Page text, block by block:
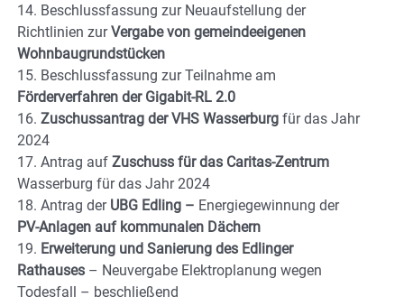
14. Beschlussfassung zur Neuaufstellung der
Richtlinien zurVergabe von gemeindeeigenen
Wohnbaugrundstücken
15. Beschlussfassung zur Teilnahme am
Förderverfahren der Gigabit-RL 2.0
16. Zuschussantrag der VHS Wasserburg für das Jahr
2024
17. Antrag auf Zuschuss für das Caritas-Zentrum
Wasserburg für das Jahr 2024
18. Antrag der UBG Edling – Energiegewinnung der
PV-Anlagen auf kommunalen Dächern
19. Erweiterung und Sanierung des Edlinger
Rathauses – Neuvergabe Elektroplanung wegen
Todesfall – beschließend